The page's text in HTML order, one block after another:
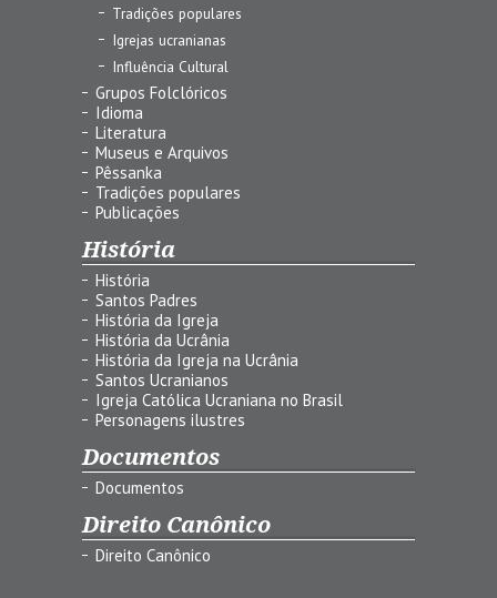
Tradições populares
Igrejas ucranianas
Influência Cultural
Grupos Folclóricos
Idioma
Literatura
Museus e Arquivos
Pêssanka
Tradições populares
Publicações
História
História
Santos Padres
História da Igreja
História da Ucrânia
História da Igreja na Ucrânia
Santos Ucranianos
Igreja Católica Ucraniana no Brasil
Personagens ilustres
Documentos
Documentos
Direito Canônico
Direito Canônico